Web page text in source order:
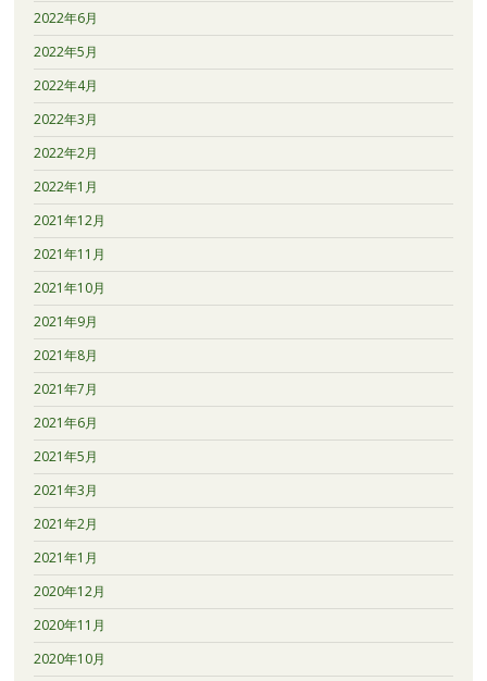
2022年6月
2022年5月
2022年4月
2022年3月
2022年2月
2022年1月
2021年12月
2021年11月
2021年10月
2021年9月
2021年8月
2021年7月
2021年6月
2021年5月
2021年3月
2021年2月
2021年1月
2020年12月
2020年11月
2020年10月